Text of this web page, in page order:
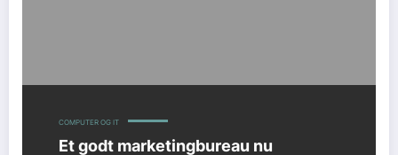
COMPUTER OG IT
Et godt marketingbureau nu